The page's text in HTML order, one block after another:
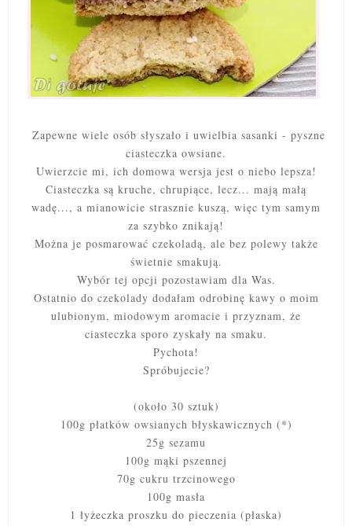
Zapewne wiele osób słyszało i uwielbia sasanki - pyszne
ciasteczka owsiane.
Uwierzcie mi, ich domowa wersja jest o niebo lepsza!
Ciasteczka są kruche, chrupiące, lecz... mają małą
wadę..., a mianowicie strasznie kuszą, więc tym samym
za szybko znikają!
Można je posmarować czekoladą, ale bez polewy także
świetnie smakują.
Wybór tej opcji pozostawiam dla Was.
Ostatnio do czekolady dodałam odrobinę kawy o moim
ulubionym, miodowym aromacie i przyznam, że
ciasteczka sporo zyskały na smaku.
Pychota!
Spróbujecie?
(około 30 sztuk)
100g płatków owsianych błyskawicznych (*)
25g sezamu
100g mąki pszennej
70g cukru trzcinowego
100g masła
1 łyżeczka proszku do pieczenia (płaska)